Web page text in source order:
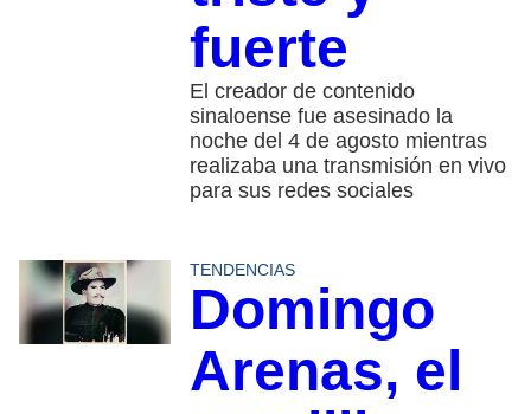
fuerte
El creador de contenido
sinaloense fue asesinado la
noche del 4 de agosto mientras
realizaba una transmisión en vivo
para sus redes sociales
TENDENCIAS
Domingo
Arenas, el